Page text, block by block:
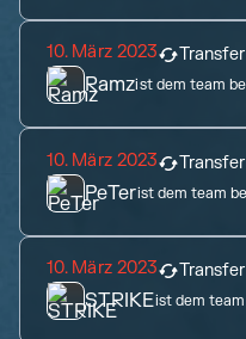
10. März 2023 Transfer
Ramzist dem team
10. März 2023 Transfer
PeTerist dem team
10. März 2023 Transfer
STRIKEist dem